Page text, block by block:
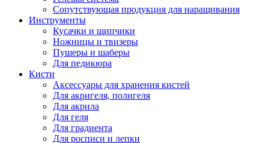
Сопутствующая продукция для наращивания
Инструменты
Кусачки и щипчики
Ножницы и твизеры
Пушеры и шаберы
Для педикюра
Кисти
Аксессуары для хранения кистей
Для акригеля, полигеля
Для акрила
Для геля
Для градиента
Для росписи и лепки